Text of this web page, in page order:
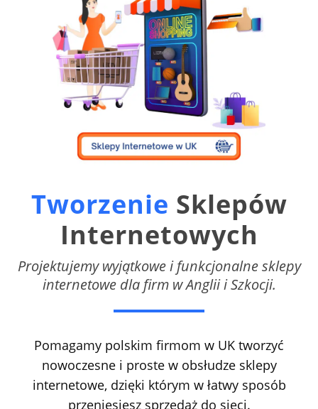
Tworzenie Sklepów
Internetowych
Projektujemy wyjątkowe i funkcjonalne sklepy
internetowe dla firm w Anglii i Szkocji.
Pomagamy polskim firmom w UK tworzyć
nowoczesne i proste w obsłudze sklepy
internetowe, dzięki którym w łatwy sposób
przeniesiesz sprzedaż do sieci.